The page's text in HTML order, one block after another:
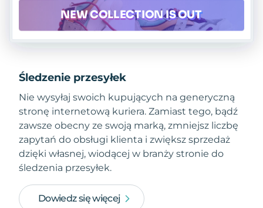
Śledzenie przesyłek
Nie wysyłaj swoich kupujących na generyczną
stronę internetową kuriera. Zamiast tego, bądź
zawsze obecny ze swoją marką, zmniejsz liczbę
zapytań do obsługi klienta i zwiększ sprzedaż
dzięki własnej, wiodącej w branży stronie do
śledzenia przesyłek.
Dowiedz się więcej